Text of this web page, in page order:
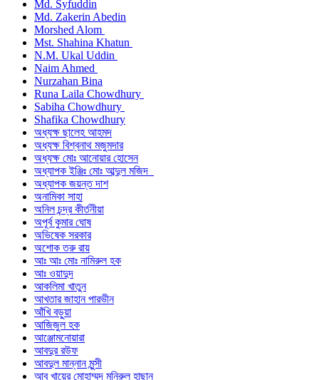
Md. Syfuddin
Md. Zakerin Abedin
Morshed Alom
Mst. Shahina Khatun
N.M. Ukal Uddin
Naim Ahmed
Nurzahan Bina
Runa Laila Chowdhury
Sabiha Chowdhury
Shafika Chowdhury
অধ্যক্ষ ছালেহ আহমদ
অধ্যক্ষ বিশ্বনাথ মজুমদার
অধ্যক্ষ মোঃ আনোয়ার হোসেন
অধ্যাপক ইঞ্জিঃ মোঃ আব্দুল মজিদ
অধ্যাপক জয়ন্ত দাশ
অনামিকা সাহা
অনিল চন্দ্র কীর্তনীয়া
অপূর্ব কুমার ঘোষ
অভিষেক সরকার
অশোক তরু রায়
আঃ আঃ মোঃ নামিরুল হক
আঃ ওয়াদুদ
আকলিমা খাতুন
আখতার জাহান পারভীন
আঁখি বড়ুয়া
আজিজুল হক
আঞ্জোমনোয়ারা
আবদুর রউফ
আবদুল মান্নান মুন্সী
আবু খায়ের মোহাম্মদ মনিরুল হাছান